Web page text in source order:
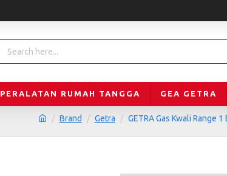
PERALATAN RUMAH TANGGA GEA GETRA
Brand Getra GETRA Gas Kwali Range